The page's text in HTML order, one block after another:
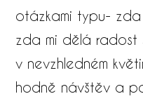
otázkami typu- zda
zda mi dělá radost
v nevzhledném
hodně návštěv a